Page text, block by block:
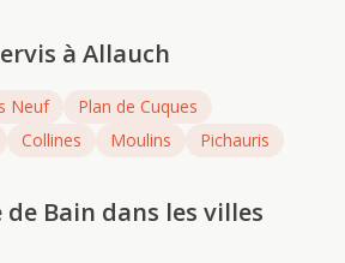
à Allauch
Neuf
Plan de Cuques
Collines Moulins Pichauris
de Bain dans les villes